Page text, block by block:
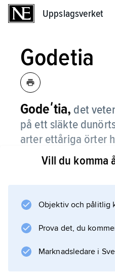
Uppslagsverket
Godetia
Godeʹtia, det
på ett släkte
arter ettåriga örter
västra Nordamerika.
trattformiga
blommor kan
undersittande kapsel.
Sverige som
Vill du komma
Objektiv och pålitlig
Prova det, du
Marknadsledare i